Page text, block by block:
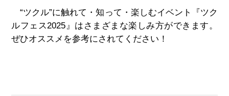
“ツクル”に触れて・知って・楽しむイベント『ツク
ルフェス2025』はさまざまな楽しみ方ができます。
ぜひオススメを参考にされてください！